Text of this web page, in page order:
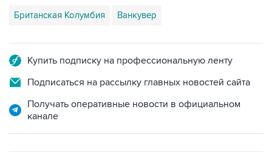
Подписаться на рассылку главных новостей сайта
Получать оперативные новости в официальном